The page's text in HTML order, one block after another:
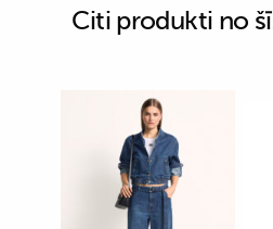
Citi produkti no